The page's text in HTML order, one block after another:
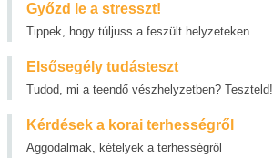
Győzd le a stresszt!
Tippek, hogy túljuss a feszült helyzeteken.
Elsősegély tudásteszt
Tudod, mi a teendő vészhelyzetben? Teszteld!
Kérdések a korai terhességről
Aggodalmak, kételyek a terhességről